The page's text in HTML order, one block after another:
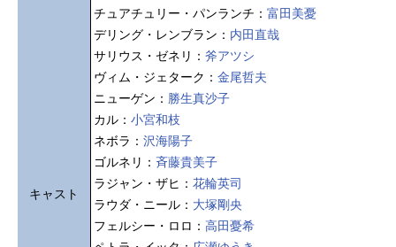
キャスト
チュアチュリー・パンランチ： 富田美憂
デリング・レンブラン： 内田直哉
サリウス・ゼネリ： 斧アツシ
ヴィム・ジェターク： 金尾哲夫
ニューゲン： 勝生真沙子
カル： 小宮和枝
ネボラ： 沢海陽子
ゴルネリ： 斉藤貴美子
ラジャン・ザヒ： 花輪英司
ラウダ・ニール： 大塚剛央
フェルシー・ロロ： 高田憂希